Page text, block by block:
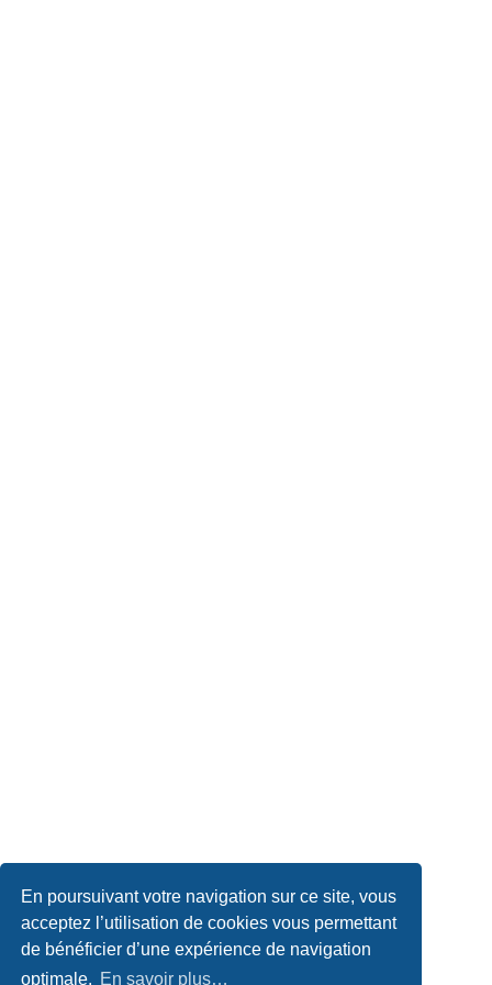
En poursuivant votre navigation sur ce site, vous
acceptez l’utilisation de cookies vous permettant
de bénéficier d’une expérience de navigation
optimale. En savoir plus…